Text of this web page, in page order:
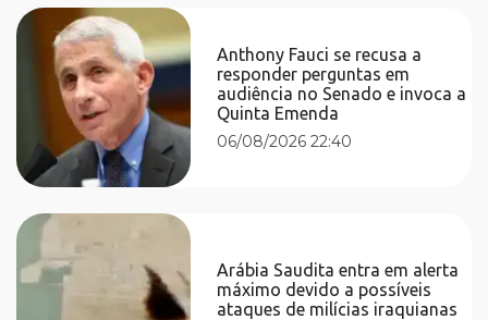
Anthony Fauci se recusa a
responder perguntas em
audiência no Senado e invoca a
Quinta Emenda
06/08/2026 22:40
Arábia Saudita entra em alerta
máximo devido a possíveis
ataques de milícias iraquianas